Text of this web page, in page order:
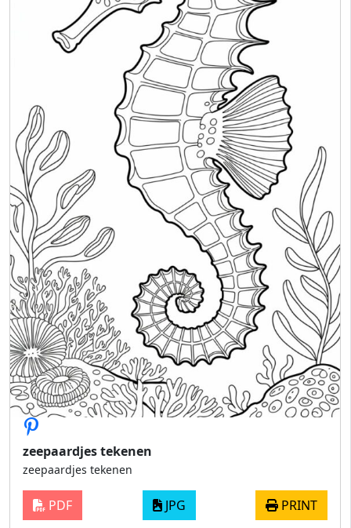
zeepaardjes tekenen
zeepaardjes tekenen
PDF JPG PRINT